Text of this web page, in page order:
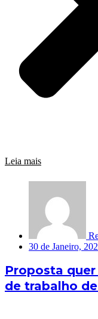
Leia mais
30 de Janeiro,
Proposta
de trabalho